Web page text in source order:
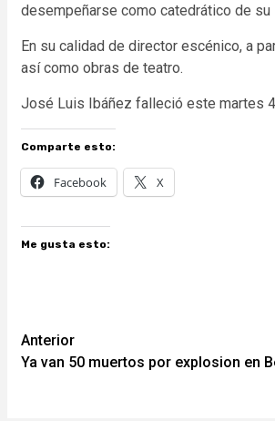
desempeñarse como catedrático de su
En su calidad de director escénico, a
así como obras de teatro.
José Luis Ibáñez falleció este martes
Comparte esto:
Facebook X
Me gusta esto:
Navegación
de
Anterior
Ya van 50 muertos por explosion en